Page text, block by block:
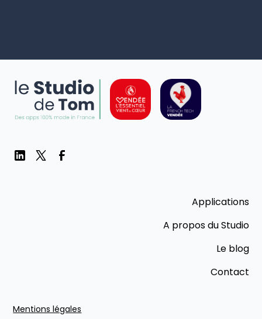
Applications
A propos du Studio
Le blog
Contact
Mentions légales